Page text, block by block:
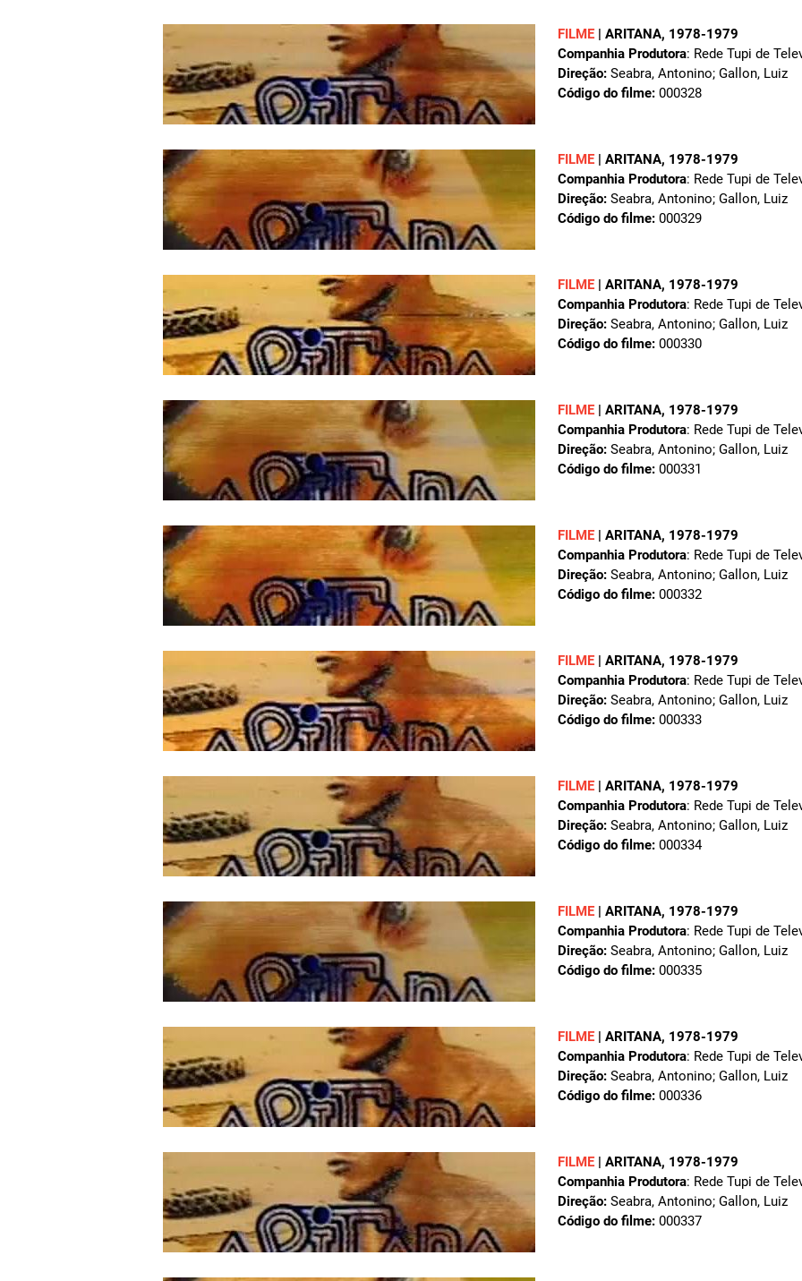
FILME | ARITANA, 1978-1979
Companhia Produtora: Rede Tupi de
Direção: Seabra, Antonino; Gallon, Luiz
Código do filme: 000328
FILME | ARITANA, 1978-1979
Companhia Produtora: Rede Tupi de
Direção: Seabra, Antonino; Gallon, Luiz
Código do filme: 000329
FILME | ARITANA, 1978-1979
Companhia Produtora: Rede Tupi de
Direção: Seabra, Antonino; Gallon, Luiz
Código do filme: 000330
FILME | ARITANA, 1978-1979
Companhia Produtora: Rede Tupi de
Direção: Seabra, Antonino; Gallon, Luiz
Código do filme: 000331
FILME | ARITANA, 1978-1979
Companhia Produtora: Rede Tupi de
Direção: Seabra, Antonino; Gallon, Luiz
Código do filme: 000332
FILME | ARITANA, 1978-1979
Companhia Produtora: Rede Tupi de
Direção: Seabra, Antonino; Gallon, Luiz
Código do filme: 000333
FILME | ARITANA, 1978-1979
Companhia Produtora: Rede Tupi de
Direção: Seabra, Antonino; Gallon, Luiz
Código do filme: 000334
FILME | ARITANA, 1978-1979
Companhia Produtora: Rede Tupi de
Direção: Seabra, Antonino; Gallon, Luiz
Código do filme: 000335
FILME | ARITANA, 1978-1979
Companhia Produtora: Rede Tupi de
Direção: Seabra, Antonino; Gallon, Luiz
Código do filme: 000336
FILME | ARITANA, 1978-1979
Companhia Produtora: Rede Tupi de
Direção: Seabra, Antonino; Gallon, Luiz
Código do filme: 000337